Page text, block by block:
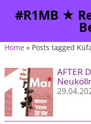
#R1MB ★
Home » Posts tagged
AFTER